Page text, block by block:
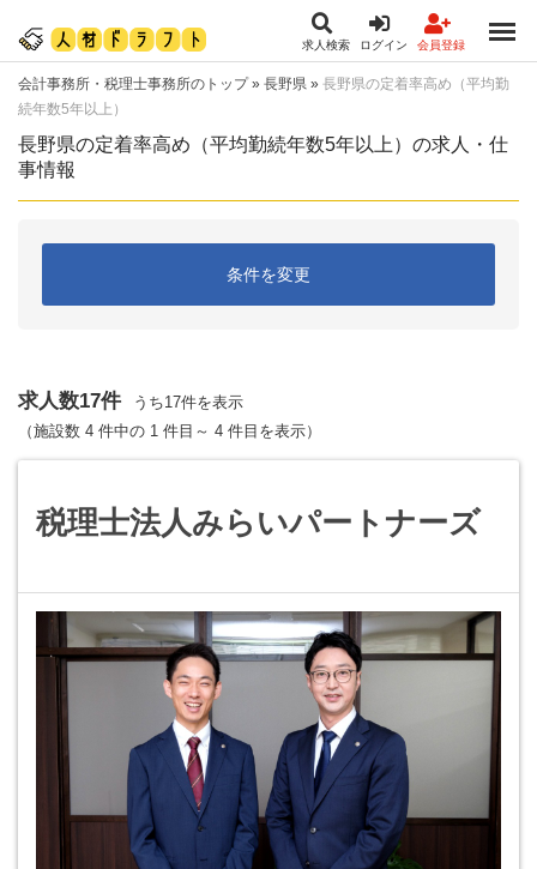
求人検索 ログイン 会員登録
会計事務所・税理士事務所のトップ» 長野県 » 長野県の定着率高め（平均勤
続年数5年以上）
長野県の定着率高め（平均勤続年数5年以上）の求人・仕
事情報
条件を変更
求人数17件
うち17件を表示
（施設数 4 件中の 1 件目～ 4 件目を表示）
税理士法人みらいパートナーズ